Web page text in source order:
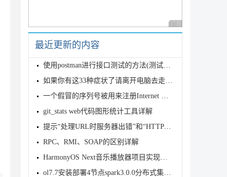
广告 商业广告，理性
最近更新的内容
使用postman进行接口测试的方法(测试用户管理模块)
如果你有这33种症状了请离开电脑去走走吧!
一个假冒的序列号被用来注册Internet Download Manag
git_stats web代码图形统计工具详解
提示“处理URL时服务器出错”和“HTTP 500错误“的解决方法
RPC、RMI、SOAP的区别详解
HarmonyOS Next音乐播放器项目实现代码
ol7.7安装部署4节点spark3.0.0分布式集群的详细教程